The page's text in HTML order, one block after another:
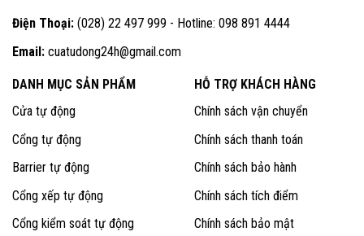
Điện Thoại: (028) 22 497 999 - Hotline: 098 891 4444
Email: cuatudong24h@gmail.com
DANH MỤC SẢN PHẨM
Cửa tự động
Cổng tự động
Barrier tự động
Cổng xếp tự động
Cổng kiểm soát tự động
HỖ TRỢ KHÁCH HÀNG
Chính sách vận chuyển
Chính sách thanh toán
Chính sách bảo hành
Chính sách tích điểm
Chính sách bảo mật